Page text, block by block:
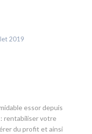
2019
essor depuis
rentabiliser votre
du profit et ainsi